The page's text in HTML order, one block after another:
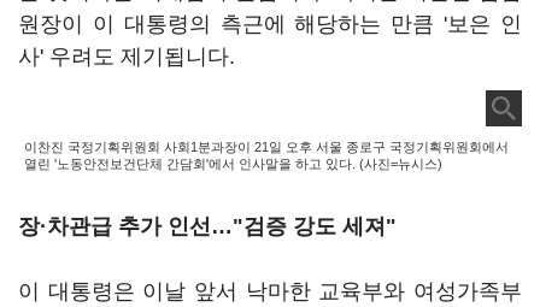
원장이 이 대통령의 측근에 해당하는 만큼 '보은 인
사' 우려도 제기됩니다.
이찬진 국정기획위원회 사회1분과장이 21일 오후 서울 종로구 국정기획위원회에서
열린 '노동안전보건단체 간담회'에서 인사말을 하고 있다. (사진=뉴시스)
장·차관급 추가 인선…"검증 강도 세져"
이 대통령은 이날 앞서 낙마한 교육부와 여성가족부